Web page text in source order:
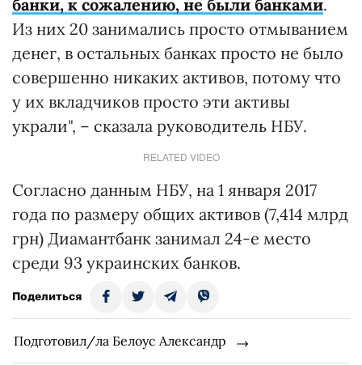
банки, к сожалению, не были банками.
Из них 20 занимались просто отмыванием
денег, в остальных банках просто не было
совершенно никаких активов, потому что
у их вкладчиков просто эти активы
украли", – сказала руководитель НБУ.
RELATED VIDEO
Согласно данным НБУ, на 1 января 2017
года по размеру общих активов (7,414 млрд
грн) Диамантбанк занимал 24-е место
среди 93 украинских банков.
Поделиться
Подготовил/ла Белоус Александр